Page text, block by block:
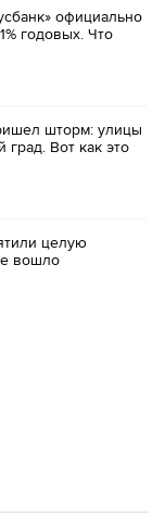
официально
годовых. Что
шторм: улицы
град. Вот как это
целую
вошло